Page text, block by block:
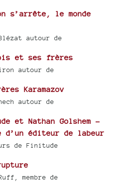
s’arrête, le monde
autour de
et ses frères
autour de
Karamazov
autour de
et Nathan Golshem -
éditeur de labeur
de Finitude
membre de